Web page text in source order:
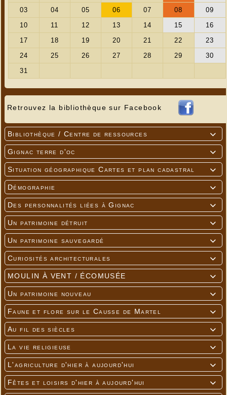
Retrouvez la bibliothèque sur Facebook

Bibliothèque / Centre de ressources

Gignac terre d'oc

Situation géographique Cartes et plan cadastral

Démographie

Des personnalités liées à Gignac

Un patrimoine détruit

Un patrimoine sauvegardé

Curiosités architecturales

MOULIN À VENT / ÉCOMUSÉE

Un patrimoine nouveau

Faune et flore sur le Causse de Martel

Au fil des siècles

La vie religieuse

L'agriculture d'hier à aujourd'hui

Fêtes et loisirs d'hier à aujourd'hui
Mésange à longue queue - Long-Tail Tit -
Staartmees